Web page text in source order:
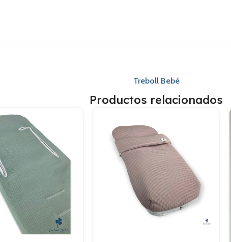
Treboll Bebé
Productos relacionados